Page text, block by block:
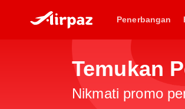
Penerbangan
Temukan
Nikmati promo